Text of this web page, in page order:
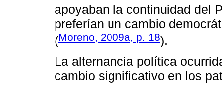
apoyaban la continuidad del
preferían un cambio
(Moreno, 2009a, p. 18).
La alternancia política
cambio significativo en los